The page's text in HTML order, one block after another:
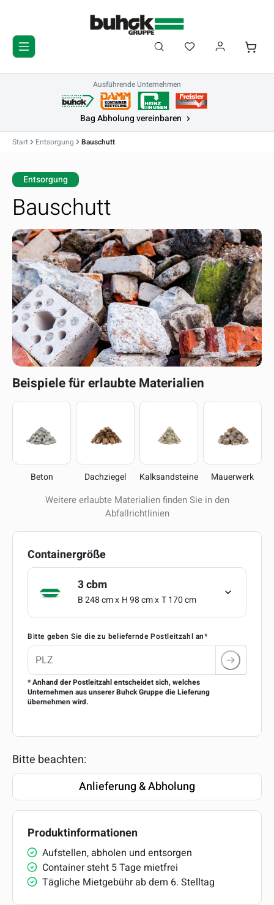
Zum Hauptinhalt springen
Du hast 0 Produkte
Ausführende Unternehmen
Bag Abholung vereinbaren
Start Entsorgung Bauschutt
Entsorgung
Bauschutt
Bildergalerie überspringen
Beispiele für erlaubte Materialien
Beton Dachziegel Kalksandsteine Mauerwerk
Weitere erlaubte Materialien finden Sie in den
Abfallrichtlinien
Containergrößeauswählen
3 cbm
B 248 cm x H 98 cm xT 170 cm
Bitte geben Sie die zu beliefernde Postleitzahl an*
* Anhand der Postleitzahl entscheidet sich, welches
Unternehmen aus unserer Buhck Gruppe die Lieferung
übernehmen wird.
Bitte beachten:
Anlieferung & Abholung
Produktinformationen
Aufstellen, abholen und entsorgen
Container steht 5 Tage mietfrei
Tägliche Mietgebühr ab dem 6. Stelltag